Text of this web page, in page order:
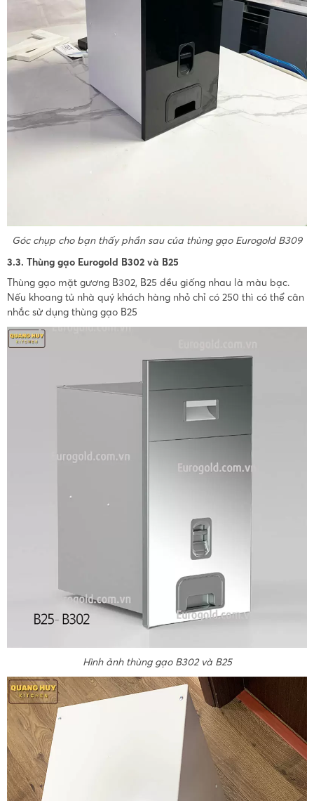
Góc chụp cho bạn thấy phần sau của thùng gạo Eurogold B309
3.3. Thùng gạo Eurogold B302 và B25
Thùng gạo mặt gương B302, B25 đều giống nhau là màu bạc.
Nếu khoang tủ nhà quý khách hàng nhỏ chỉ có 250 thì có thể cân
nhắc sử dụng thùng gạo B25
Hình ảnh thùng gạo B302 và B25